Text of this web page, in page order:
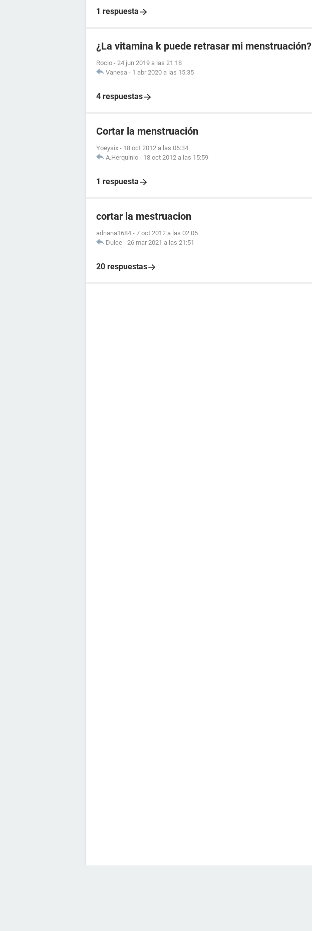
1 respuesta
¿La vitamina k puede retrasar mi menstruación?
Rocio - 24 jun 2019 a las 21:18
Vanesa - 1 abr 2020 a las 15:35
4 respuestas
Cortar la menstruación
Yoeysix - 18 oct 2012 a las 06:34
A.Herquinio - 18 oct 2012 a las 15:59
1 respuesta
cortar la mestruacion
adriana1684 - 7 oct 2012 a las 02:05
Dulce - 26 mar 2021 a las 21:51
20 respuestas